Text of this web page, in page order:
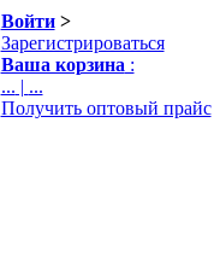
Войти>
Зарегистрироваться
Ваша корзина :
... | ...
Получить оптовый прайс